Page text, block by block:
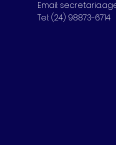
Email:
Tel.: (24) 98873-6714